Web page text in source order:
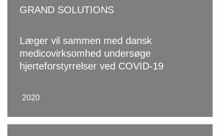
GRAND SOLUTIONS
Læger vil sammen med dansk
medicovirksomhed undersøge
hjerteforstyrrelser ved COVID-19
2020